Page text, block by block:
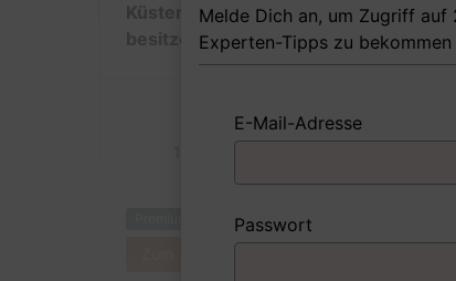
Küstenfischerei und Kleine
besitzen, um in dem Job erfolgreich
Melde Dich an, um Zugriff
Experten-Tipps zu bekommen
E-Mail-Adresse
Passwort